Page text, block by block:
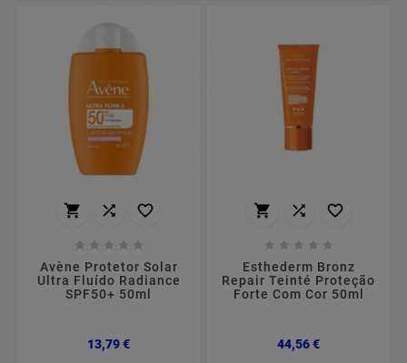
  
    
Avène Protetor Solar
Ultra Fluído Radiance
SPF50+ 50ml
13,79 €Preço
  
    
Esthederm Bronz
Repair Teinté Proteção
Forte Com Cor 50ml
44,56 €Preço